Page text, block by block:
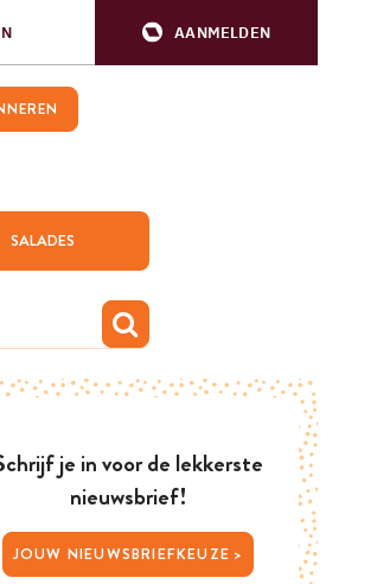
AANMELDEN
SALADES
je in voor de lekkerste
nieuwsbrief!
JOUW NIEUWSBRIEFKEUZE >